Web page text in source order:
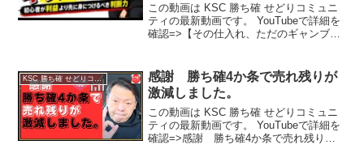
この動画は KSC 勝ち確 せどりコミュニ
ティの最新動画です。 YouTubeで詳細を
確認=>【その仕入れ、ただのギャンブル
KSC 勝ち確 せどりコミュニティ
感謝 勝ち確4か条で売れ残りが
激減しました。
この動画は KSC 勝ち確 せどりコミュニ
ティの最新動画です。 YouTubeで詳細を
確認=>感謝 勝ち確4か条で売れ残りが